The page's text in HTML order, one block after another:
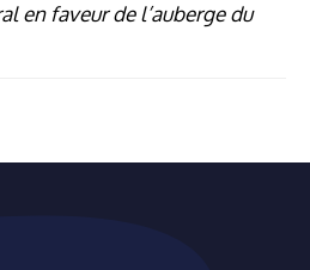
en faveur de l’auberge du